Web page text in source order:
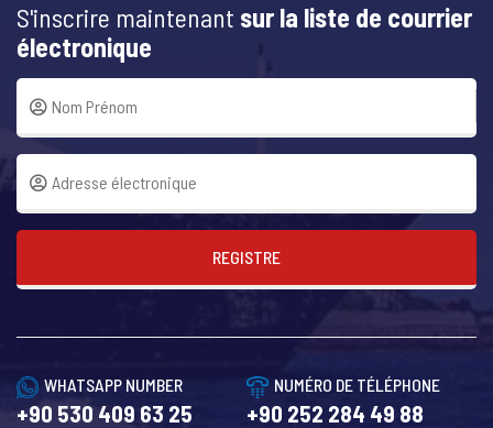
S'inscrire maintenant sur la liste de courrier
électronique
REGISTRE
WHATSAPP NUMBER
+90 530 409 63 25
NUMÉRO DE TÉLÉPHONE
+90 252 284 49 88